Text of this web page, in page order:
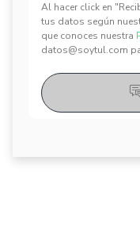
Al hacer click en
tus datos según
que conoces nuestra
datos@soytul.com